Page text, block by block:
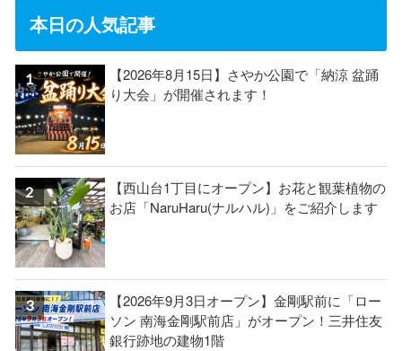
本日の人気記事
【2026年8月15日】さやか公園で「納涼 盆踊
り大会」が開催されます！
【西山台1丁目にオープン】お花と観葉植物の
お店「NaruHaru(ナルハル)」をご紹介します
【2026年9月3日オープン】金剛駅前に「ロー
ソン 南海金剛駅前店」がオープン！三井住友
銀行跡地の建物1階